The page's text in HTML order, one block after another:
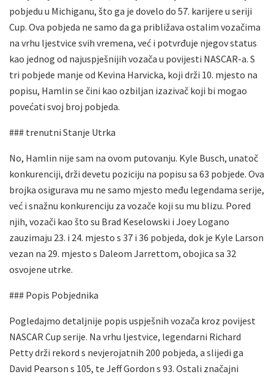
pobjedu u Michiganu, što ga je dovelo do 57. karijere u seriji
Cup. Ova pobjeda ne samo da ga približava ostalim vozačima
na vrhu ljestvice svih vremena, već i potvrđuje njegov status
kao jednog od najuspješnijih vozača u povijesti NASCAR-a. S
tri pobjede manje od Kevina Harvicka, koji drži 10. mjesto na
popisu, Hamlin se čini kao ozbiljan izazivač koji bi mogao
povećati svoj broj pobjeda.
### trenutni Stanje Utrka
No, Hamlin nije sam na ovom putovanju. Kyle Busch, unatoč
konkurenciji, drži devetu poziciju na popisu sa 63 pobjede. Ova
brojka osigurava mu ne samo mjesto među legendama serije,
već i snažnu konkurenciju za vozače koji su mu blizu. Pored
njih, vozači kao što su Brad Keselowski i Joey Logano
zauzimaju 23. i 24. mjesto s 37 i 36 pobjeda, dok je Kyle Larson
vezan na 29. mjesto s Daleom Jarrettom, obojica sa 32
osvojene utrke.
### Popis Pobjednika
Pogledajmo detaljnije popis uspješnih vozača kroz povijest
NASCAR Cup serije. Na vrhu ljestvice, legendarni Richard
Petty drži rekord s nevjerojatnih 200 pobjeda, a slijedi ga
David Pearson s 105, te Jeff Gordon s 93. Ostali značajni